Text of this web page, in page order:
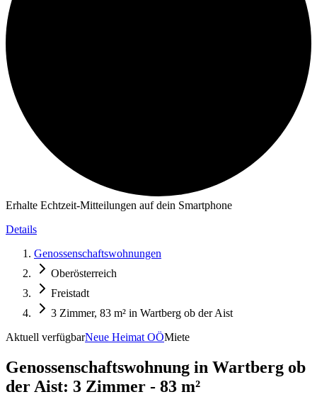
Erhalte Echtzeit-Mitteilungen auf dein Smartphone
Details
Genossenschaftswohnungen
Oberösterreich
Freistadt
3 Zimmer, 83 m² in Wartberg ob der Aist
Aktuell verfügbarNeue Heimat OÖMiete
Genossenschaftswohnung in Wartberg ob
der Aist: 3 Zimmer - 83 m²